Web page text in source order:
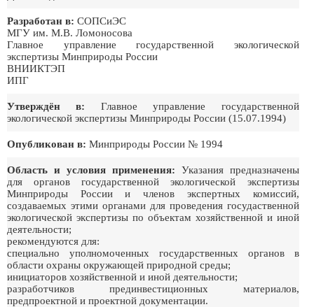
Разработан в: СОПСиЭС
МГУ им. М.В. Ломоносова
Главное управление государственной экологической
экспертизы Минприроды России
ВНИИКТЭП
ИПГ
Утверждён в: Главное управление государственной
экологической экспертизы Минприроды России (15.07.1994)
Опубликован в: Минприроды России № 1994
Область и условия применения: Указания предназначены
для органов государственной экологической экспертизы
Минприроды России и членов экспертных комиссий,
создаваемых этими органами для проведения госудаственной
экологической экспертизы по объектам хозяйственной и иной
деятельности;
рекомендуются для:
специально уполномоченных государственных органов в
области охраны окружающей природной среды;
инициаторов хозяйственной и иной деятельности;
разработчиков прединвестиционных материалов,
предпроектной и проектной документации.